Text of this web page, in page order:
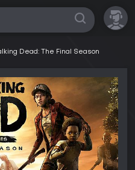
Dead: The Final Season